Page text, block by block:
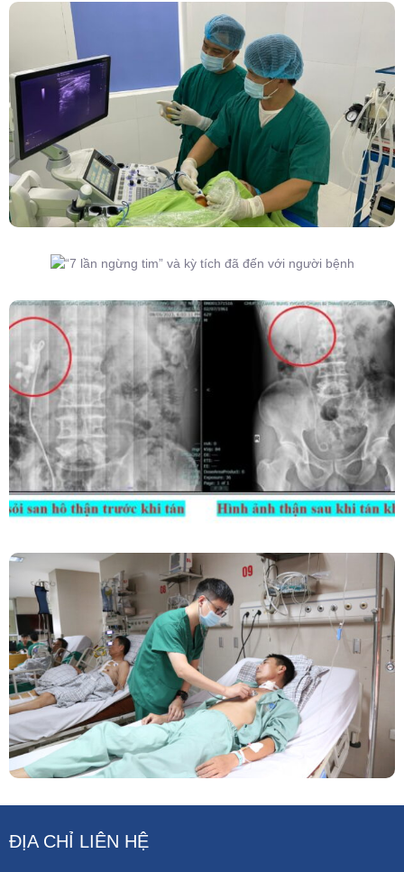
Đốt Sóng Cao Tần Dưới Siêu Âm, Điều Trị U
Lành Tuyến Giáp Không Cần Phẫu Thuật
Người Bệnh
Kết Hợp Tán Sỏi Qua Da Và Tán Sỏi Nội Soi
Ống Mềm – Kỹ Thuật Cao Loại Bỏ Triệt Để Sỏi
San Hô Thận
Phẫu Thuật Nội Soi Thay Van Tim – Bước Tiến
Vững Chắc Của Khoa Phẫu Thuật Tim Mạch
Lồng Ngực BVĐK Tỉnh Phú Thọ
ĐỊA CHỈ LIÊN HỆ